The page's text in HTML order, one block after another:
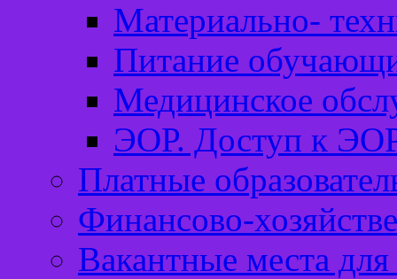
Материально-
Питание
Медицинское
ЭОР. Доступ к
Платные
Финансово-
Вакантные места